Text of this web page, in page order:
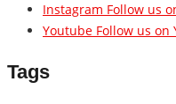
Instagram Follow us
Youtube Follow us on
Tags